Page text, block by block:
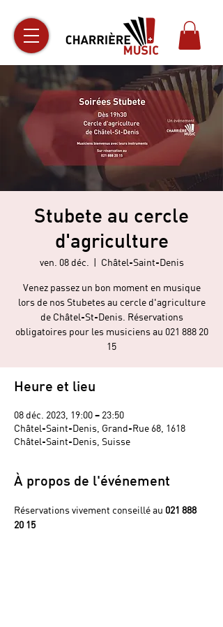
Stubete au cercle
d'agriculture
ven. 08 déc.
  |
Châtel-Saint-Denis
Venez passez un bon moment en musique
lors de nos Stubetes au cercle d'agriculture
de Châtel-St-Denis. Réservations
obligatoires pour les musiciens au 021 888 20
15
Heure et lieu
08 déc. 2023, 19:00 – 23:50
Châtel-Saint-Denis, Grand-Rue 68, 1618
Châtel-Saint-Denis, Suisse
À propos de l'événement
Réservations vivement conseillé au 021 888
20 15